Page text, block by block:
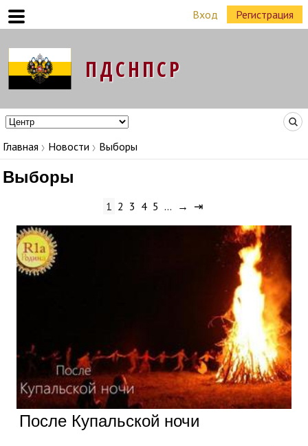
Вход Регистрация
Главная Новости Выборы
Выборы
1 2 3 4 5 … → ⇥
После Купальской ночи